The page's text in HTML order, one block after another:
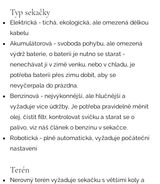
Typ sekačky
Elektrická - tichá, ekologická, ale omezená délkou
kabelu
Akumulátorová - svoboda pohybu, ale omezená
výdrž baterie, o baterii je nutno se starat -
nenechávat ji v zimě venku, nebo v chladu, je
potřeba baterii přes zimu dobít, aby se
nevyčerpala do prázdna.
Benzínová - nejvýkonnější, ale hlučnější a
vyžaduje více údržby, Je potřeba pravidelně měnit
olej, čistit filtr, kontrolovat svíčku a starat se o
palivo, viz náš článek o benzínu v sekačce.
Robotická - plně automatická, vyžaduje počáteční
nastavení
Terén
Nerovný terén vyžaduje sekačku s většími koly a